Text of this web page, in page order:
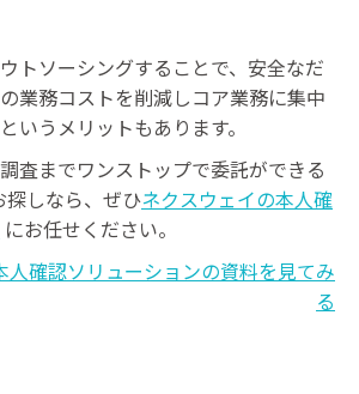
トソーシングすることで、安全なだ
業務コストを削減しコア業務に集中
いうメリットもあります。
査までワンストップで委託ができる
探しなら、ぜひネクスウェイの本人確
にお任せください。
確認ソリューションの資料を見てみ
る